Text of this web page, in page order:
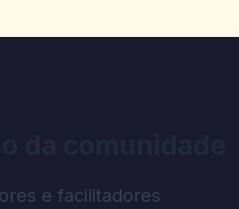
e facilitadores